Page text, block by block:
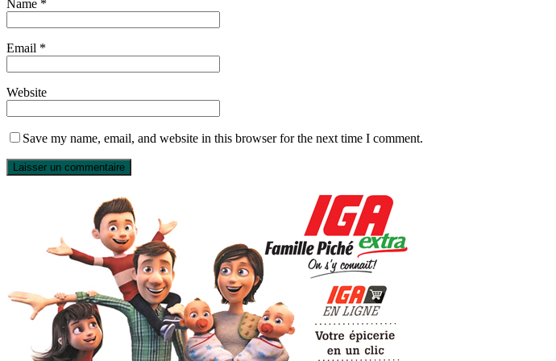
Name *
Email *
Website
Save my name, email, and website in this browser for the next time I comment.